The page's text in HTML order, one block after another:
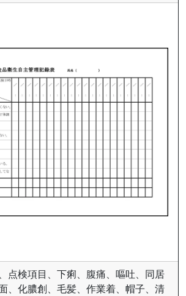
点検項目、下痢、腹痛、嘔吐、同居
、化膿創、毛髪、作業着、帽子、清